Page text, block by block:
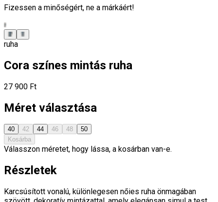
Fizessen a minőségért, ne a márkáért!
ruha
Cora színes mintás ruha
27 900 Ft
Méret választása
40 42 44 46 48
50
Kosárba
Válasszon méretet, hogy lássa, a kosárban van-e.
Részletek
Karcsúsított vonalú, különlegesen nőies ruha önmagában